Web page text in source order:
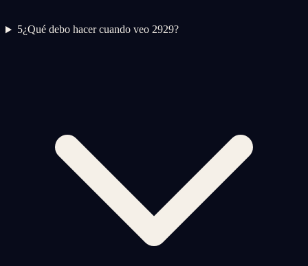
5¿Qué debo hacer cuando veo 2929?